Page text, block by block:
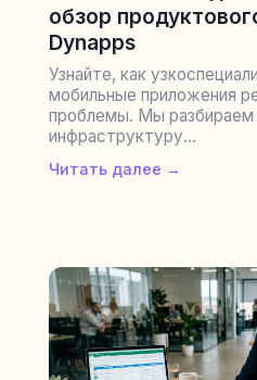
обзор
Dynapps
Узнайте, как
мобильные приложения
проблемы. Мы
инфраструктуру...
Читать далее →